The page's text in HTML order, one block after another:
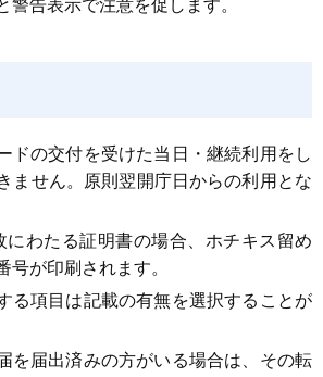
警告表示で注意を促します。
ドの交付を受けた当日・継続利用をし
ません。原則翌開庁日からの利用とな
にわたる証明書の場合、ホチキス留め
号が印刷されます。
る項目は記載の有無を選択することが
を届出済みの方がいる場合は、その転